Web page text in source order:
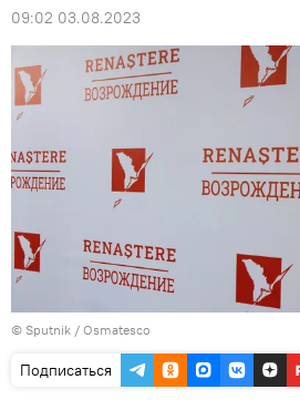
09:02 03.08.2023
© Sputnik / Osmatesco
Подписаться